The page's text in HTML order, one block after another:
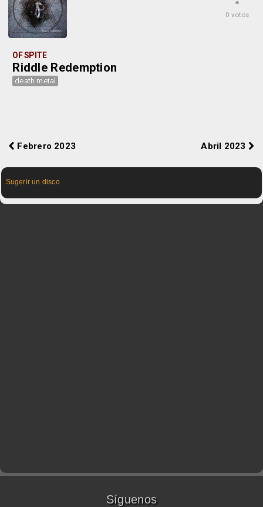
0 votos
OF SPITE
Riddle Redemption
death metal
Febrero 2023 Abril 2023
Sugerir un disco
Síguenos